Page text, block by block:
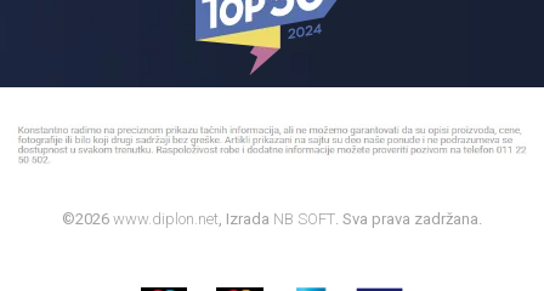
©2026 www.diplon.net , Izrada NB SOFT . Sva prava zadržana.